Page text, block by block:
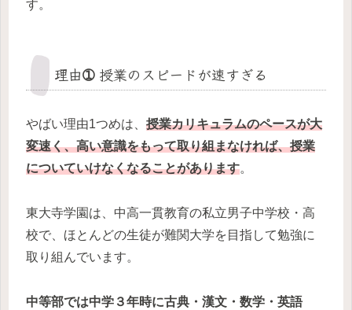
す。
理由➀ 授業のスピードが速すぎる
やばい理由1つめは、 授業カリキュラムのペースが大
変速く、高い意識をもって取り組まなければ、授業
についていけなくなることがあります。
東大寺学園は、中高一貫教育の私立男子中学校・高
校で、ほとんどの生徒が難関大学を目指して勉強に
取り組んでいます。
中等部では中学３年時に古典・漢文・数学・英語